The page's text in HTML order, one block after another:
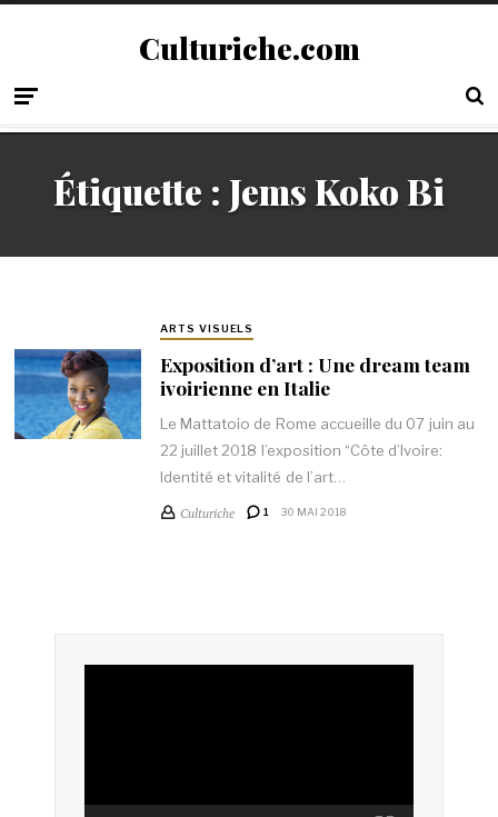
Culturiche.com
Étiquette : Jems Koko Bi
ARTS VISUELS
Exposition d’art : Une dream team
ivoirienne en Italie
Le Mattatoio de Rome accueille du 07 juin au
22 juillet 2018 l’exposition “Côte d’Ivoire:
Identité et vitalité de l’art…
Culturiche 1 30 MAI 2018